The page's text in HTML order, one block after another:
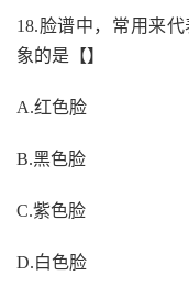
18.脸谱中，常用来
象的是【】
A.红色脸
B.黑色脸
C.紫色脸
D.白色脸